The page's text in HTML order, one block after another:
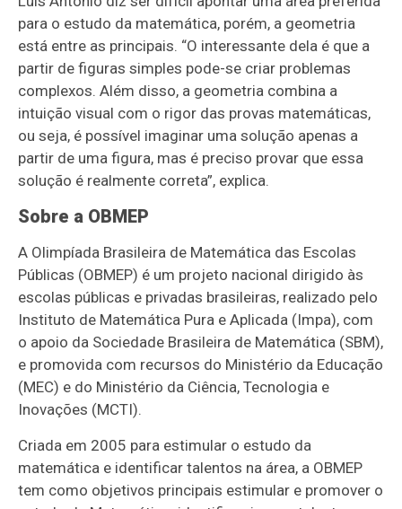
para o estudo da matemática, porém, a geometria
está entre as principais. “O interessante dela é que a
partir de figuras simples pode-se criar problemas
complexos. Além disso, a geometria combina a
intuição visual com o rigor das provas matemáticas,
ou seja, é possível imaginar uma solução apenas a
partir de uma figura, mas é preciso provar que essa
solução é realmente correta”, explica.
Sobre a OBMEP
A Olimpíada Brasileira de Matemática das Escolas
Públicas (OBMEP) é um projeto nacional dirigido às
escolas públicas e privadas brasileiras, realizado pelo
Instituto de Matemática Pura e Aplicada (Impa), com
o apoio da Sociedade Brasileira de Matemática (SBM),
e promovida com recursos do Ministério da Educação
(MEC) e do Ministério da Ciência, Tecnologia e
Inovações (MCTI).
Criada em 2005 para estimular o estudo da
matemática e identificar talentos na área, a OBMEP
tem como objetivos principais estimular e promover o